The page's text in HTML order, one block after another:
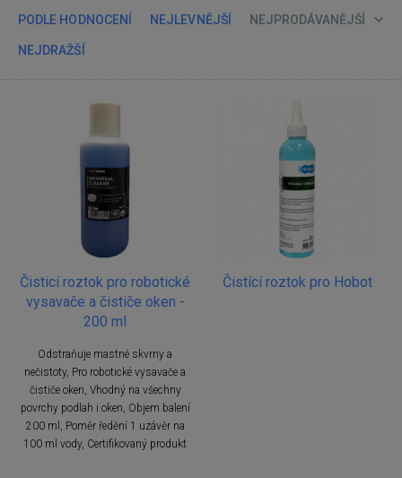
PODLE HODNOCENÍ NEJLEVNĚJŠÍ NEJPRODÁVANĚJŠÍ
NEJDRAŽŠÍ
Čisticí roztok pro robotické
vysavače a čističe oken -
200 ml
Odstraňuje mastné skvrny a
nečistoty, Pro robotické vysavače a
čističe oken, Vhodný na všechny
povrchy podlah i oken, Objem balení
200 ml, Poměr ředění 1 uzávěr na
100 ml vody, Certifikovaný produkt
Čistící roztok pro Hobot